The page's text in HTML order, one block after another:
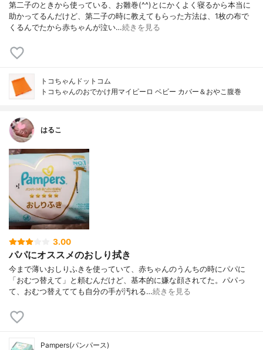
第二子のときから使っている、お雛巻(^^)とにかくよく寝るから本当に
助かってるんだけど、第二子の時に教えてもらった方法は、1枚の布で
くるんでたから赤ちゃんが泣い…続きを見る
トコちゃんドットコム
トコちゃんのおでかけ用マイピーロ ベビー カバー＆おやこ腹巻
はるこ
3.00
パパにオススメのおしり拭き
今まで薄いおしりふきを使っていて、赤ちゃんのうんちの時にパパに
「おむつ替えて」と頼むんだけど、基本的に嫌な顔されてた。パパっ
て、おむつ替えてても自分の手が汚れる…続きを見る
Pampers(パンパース)